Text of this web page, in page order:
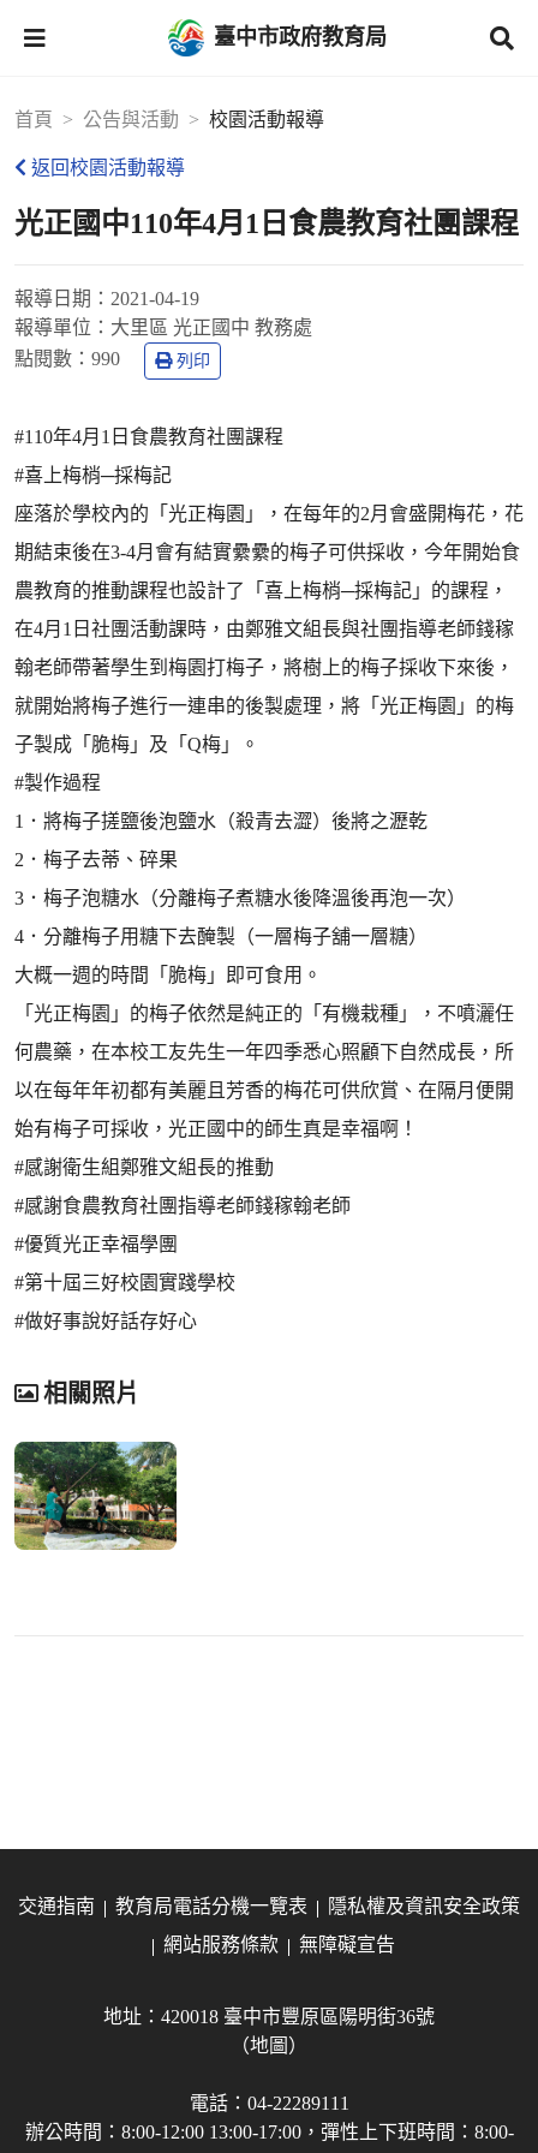
臺中市政府教育局
首頁 公告與活動 校園活動報導
返回校園活動報導
光正國中110年4月1日食農教育社團課程
報導日期： 2021-04-19
報導單位： 大里區 光正國中 教務處
點閱數： 990 列印
#110年4月1日食農教育社團課程
#喜上梅梢─採梅記
座落於學校內的「光正梅園」，在每年的2月會盛開梅花，花
期結束後在3-4月會有結實纍纍的梅子可供採收，今年開始食
農教育的推動課程也設計了「喜上梅梢─採梅記」的課程，
在4月1日社團活動課時，由鄭雅文組長與社團指導老師錢稼
翰老師帶著學生到梅園打梅子，將樹上的梅子採收下來後，
就開始將梅子進行一連串的後製處理，將「光正梅園」的梅
子製成「脆梅」及「Q梅」。
#製作過程
1．將梅子搓鹽後泡鹽水（殺青去澀）後將之瀝乾
2．梅子去蒂、碎果
3．梅子泡糖水（分離梅子煮糖水後降溫後再泡一次）
4．分離梅子用糖下去醃製（一層梅子舖一層糖）
大概一週的時間「脆梅」即可食用。
「光正梅園」的梅子依然是純正的「有機栽種」，不噴灑任
何農藥，在本校工友先生一年四季悉心照顧下自然成長，所
以在每年年初都有美麗且芳香的梅花可供欣賞、在隔月便開
始有梅子可採收，光正國中的師生真是幸福啊！
#感謝衛生組鄭雅文組長的推動
#感謝食農教育社團指導老師錢稼翰老師
#優質光正幸福學團
#第十屆三好校園實踐學校
#做好事說好話存好心
相關照片
交通指南 教育局電話分機一覽表
隱私權及資訊安全政策
網站服務條款
無障礙宣告
地址：420018 臺中市豐原區陽明街36號
（地圖）
電話：04-22289111
辦公時間：8:00-12:00 13:00-17:00，彈性上下班時間：8:00-